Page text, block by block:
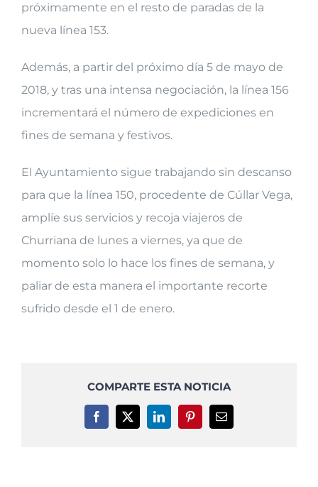
próximamente en el resto de paradas de la
nueva línea 153.
Además, a partir del próximo día 5 de mayo de
2018, y tras una intensa negociación, la línea 156
incrementará el número de expediciones en
fines de semana y festivos.
El Ayuntamiento sigue trabajando sin descanso
para que la línea 150, procedente de Cúllar Vega,
amplíe sus servicios y recoja viajeros de
Churriana de lunes a viernes, ya que de
momento solo lo hace los fines de semana, y
paliar de esta manera el importante recorte
sufrido desde el 1 de enero.
COMPARTE ESTA NOTICIA
Facebook
X LinkedInPinterestCorreo
electrónico